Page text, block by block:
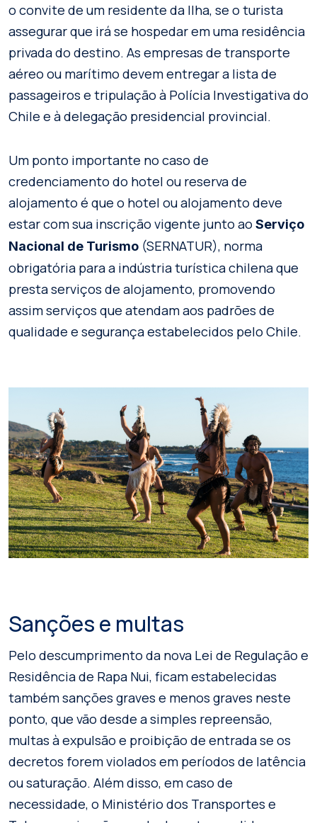
o convite de um residente da Ilha, se o turista
assegurar que irá se hospedar em uma residência
privada do destino. As empresas de transporte
aéreo ou marítimo devem entregar a lista de
passageiros e tripulação à Polícia Investigativa do
Chile e à delegação presidencial provincial.
Um ponto importante no caso de
credenciamento do hotel ou reserva de
alojamento é que o hotel ou alojamento deve
estar com sua inscrição vigente junto ao Serviço
Nacional de Turismo (SERNATUR), norma
obrigatória para a indústria turística chilena que
presta serviços de alojamento, promovendo
assim serviços que atendam aos padrões de
qualidade e segurança estabelecidos pelo Chile.
Sanções e multas
Pelo descumprimento da nova Lei de Regulação e
Residência de Rapa Nui, ficam estabelecidas
também sanções graves e menos graves neste
ponto, que vão desde a simples repreensão,
multas à expulsão e proibição de entrada se os
decretos forem violados em períodos de latência
ou saturação. Além disso, em caso de
necessidade, o Ministério dos Transportes e